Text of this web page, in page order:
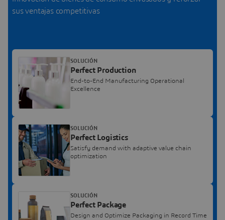
sus ventajas competitivas
Perfect Production
End-to-End Manufacturing Operational
Excellence
SOLUCIÓN
Perfect Logistics
Satisfy demand with adaptive value chain
optimization
SOLUCIÓN
Perfect Package
Design and Optimize Packaging in Record Time
SOLUCIÓN